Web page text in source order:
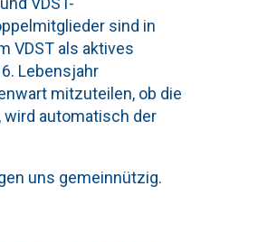
sind in
VDST als aktives
Lebensjahr
mitzuteilen, ob die
wird automatisch der
uns gemeinnützig.